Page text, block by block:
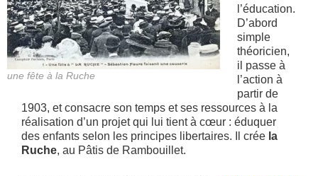
une fête à la Ruche
l’éducation.
D’abord
simple
théoricien,
il passe à
l’action à
partir de
1903, et consacre son temps et ses ressources à la
réalisation d’un projet qui lui tient à cœur : éduquer
des enfants selon les principes libertaires. Il crée la
Ruche, au Pâtis de Rambouillet.